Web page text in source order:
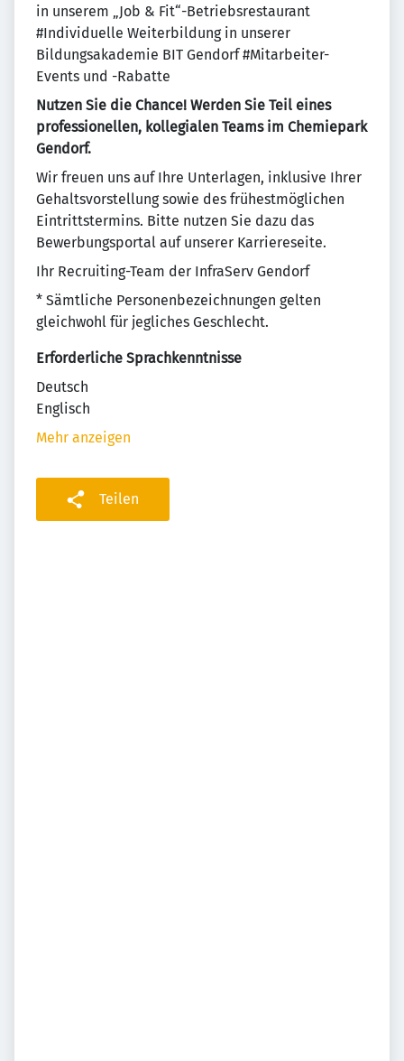
in unserem „Job & Fit“-Betriebsrestaurant
#Individuelle Weiterbildung in unserer
Bildungsakademie BIT Gendorf #Mitarbeiter-
Events und -Rabatte
Nutzen Sie die Chance! Werden Sie Teil eines
professionellen, kollegialen Teams im Chemiepark
Gendorf.
Wir freuen uns auf Ihre Unterlagen, inklusive Ihrer
Gehaltsvorstellung sowie des frühestmöglichen
Eintrittstermins. Bitte nutzen Sie dazu das
Bewerbungsportal auf unserer Karriereseite.
Ihr Recruiting-Team der InfraServ Gendorf
* Sämtliche Personenbezeichnungen gelten
gleichwohl für jegliches Geschlecht.
Erforderliche Sprachkenntnisse
Deutsch
Englisch
Mehr anzeigen
Teilen